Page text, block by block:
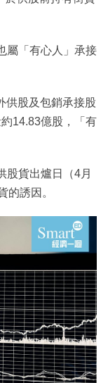
屬「有心人」承接
供股及包銷承接股
14.83億股，「有
股貨出爐日（4月
的誘因。